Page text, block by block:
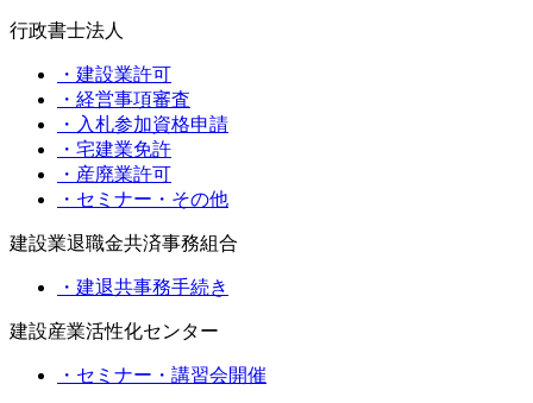
行政書士法人
・建設業許可
・経営事項審査
・入札参加資格申請
・宅建業免許
・産廃業許可
・セミナー・その他
建設業退職金共済事務組合
・建退共事務手続き
建設産業活性化センター
・セミナー・講習会開催